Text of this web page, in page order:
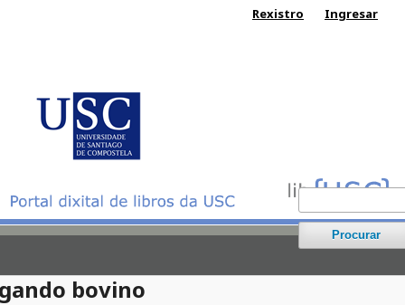
Procurar
Rexistro Ingresar
bovino